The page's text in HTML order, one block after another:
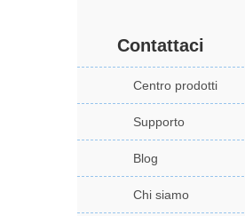
Contattaci
Centro prodotti
Supporto
Blog
Chi siamo